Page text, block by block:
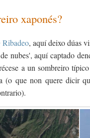
xaponés?
Ribadeo, aquí deixo dúas
nubes', aquí captado
a un sombreiro
(o que non quere dicir